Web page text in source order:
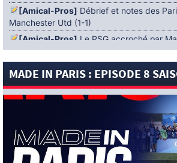
[Amical-Pros] Débrief et notes des
Manchester Utd (1-1)
[Amical-Pros] Le PSG accroché par
5 AOÛT 2026
[News-Pros]Le Barça aurait fixé une
le dossier Ferran Torres (Diario Sport)
[News-Pros]Amical : Le groupe du
Majorque ! (Officiel)
[News-Pros]
Rumeur : Le Bayer
MADE IN PARIS : EPISODE 8